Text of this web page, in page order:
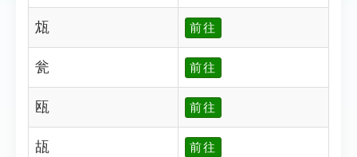
瓭 前往
瓮 前往
瓯 前往
瓳 前往